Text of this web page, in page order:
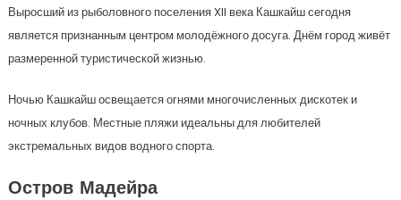
Выросший из рыболовного поселения XII века Кашкайш сегодня
является признанным центром молодёжного досуга. Днём город живёт
размеренной туристической жизнью.
Ночью Кашкайш освещается огнями многочисленных дискотек и
ночных клубов. Местные пляжи идеальны для любителей
экстремальных видов водного спорта.
Остров Мадейра